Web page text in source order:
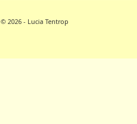
© 2026 - Lucia Tentrop